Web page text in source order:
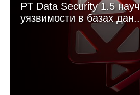
PT Data Security 1.5
уязвимости в базах